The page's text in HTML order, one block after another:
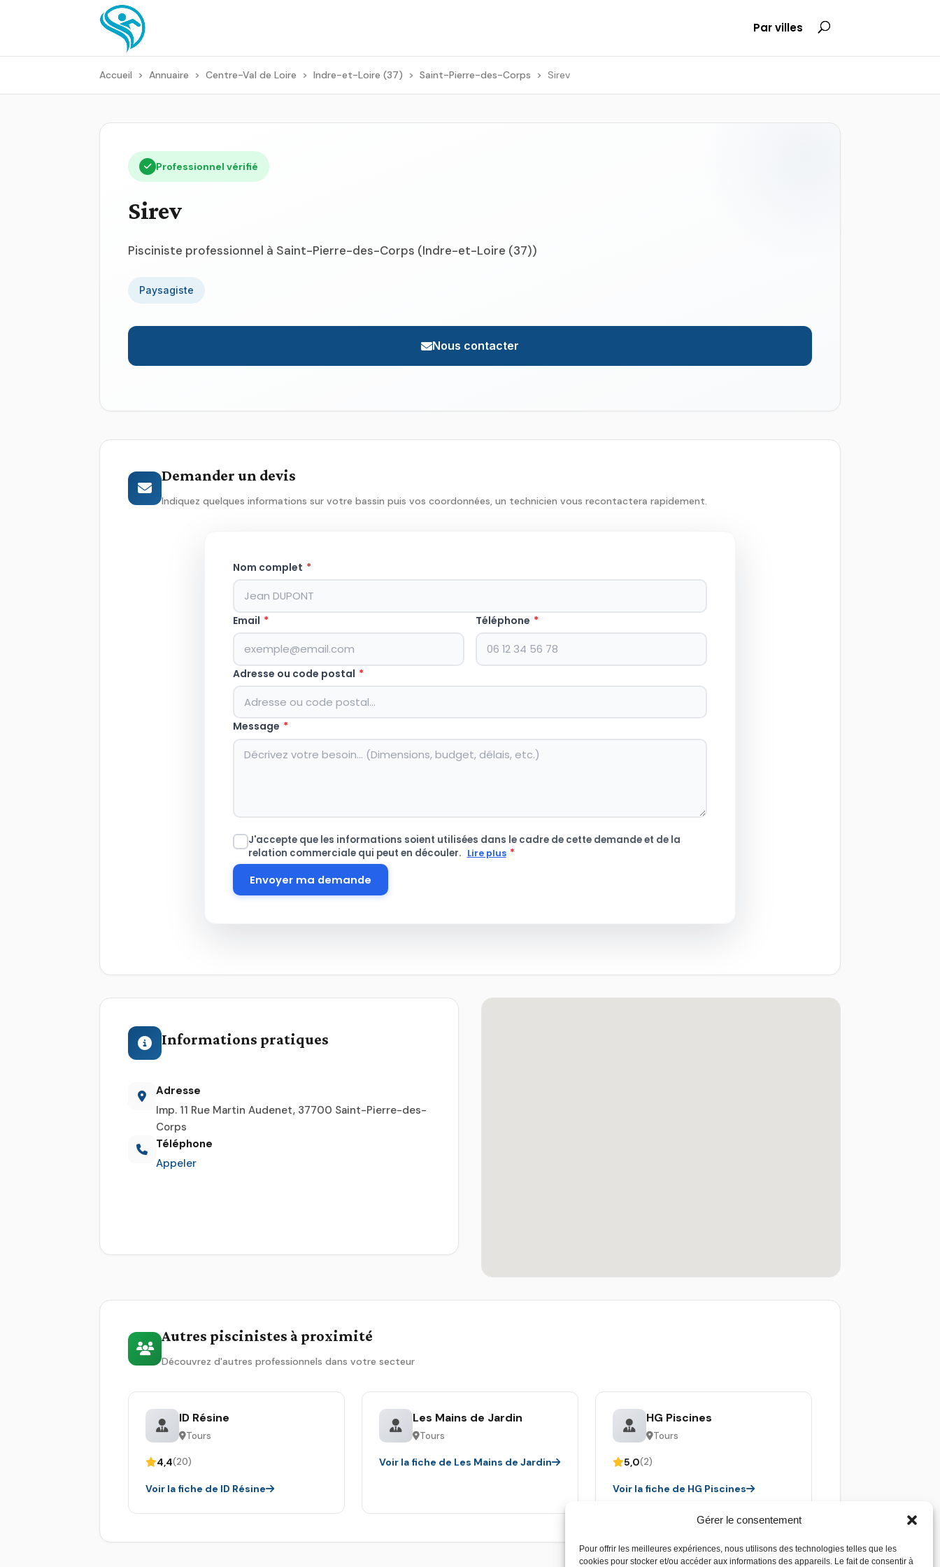
Gérer le consentement
Pour offrir les meilleures expériences, nous utilisons des technologies telles que les
cookies pour stocker et/ou accéder aux informations des appareils. Le fait de consentir à
Par villes
Accueil > Annuaire > Centre-Val de Loire > Indre-et-Loire (37) > Saint-Pierre-des-Corps > Sirev
Professionnel vérifié
Sirev
Pisciniste professionnel à Saint-Pierre-des-Corps (Indre-et-Loire (37))
Paysagiste
Nous contacter
Demander un devis
Indiquez quelques informations sur votre bassin puis vos coordonnées, un technicien vous recontactera rapidement.
Nom complet *
Email * Téléphone *
Adresse ou code postal *
Message *
J'accepte que les informations soient utilisées dans le cadre de cette demande et de la
relation commerciale qui peut en découler. Lire plus *
Envoyer ma demande
Informations pratiques
Adresse
Imp. 11 Rue Martin Audenet, 37700 Saint-Pierre-des-
Corps
Téléphone
Appeler
Autres piscinistes à proximité
Découvrez d'autres professionnels dans votre secteur
ID Résine
Tours
4,4(20)
Voir la fiche de ID Résine
Les Mains de Jardin
Tours
Voir la fiche de Les Mains de Jardin
HG Piscines
Tours
5,0(2)
Voir la fiche de HG Piscines